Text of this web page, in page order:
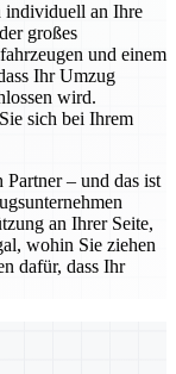
individuell an Ihre
großes
und einem
Ihr Umzug
wird.
sich bei Ihrem
– und das ist
an Ihrer Seite,
wohin Sie ziehen
dafür, dass Ihr